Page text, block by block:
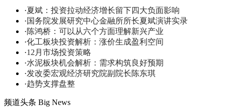
·夏斌：投资拉动经济增长留下四大负面影响
·国务院发展研究中心金融所所长夏斌演讲实录
·陈鸿桥：可以从六个方面理解新兴产业
·化工板块投资解析：涨价生成盈利空间
·12月市场投资策略
·水泥板块机会解析：需求构筑良好预期
·发改委宏观经济研究院副院长陈东琪
·趋势支撑盘整
频道头条 Big News